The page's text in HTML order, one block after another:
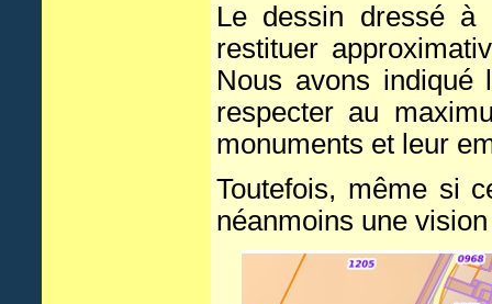
Le dessin dressé à
restituer
Nous avons
respecter au
monuments et leur
Toutefois, même si
néanmoins une